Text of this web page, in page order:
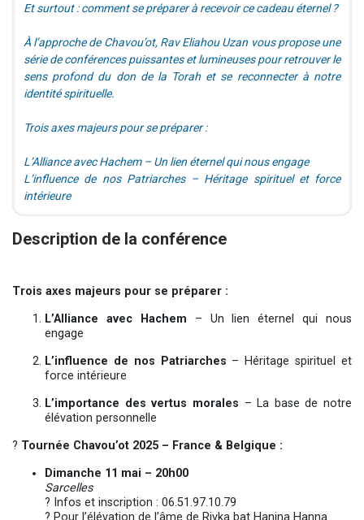
Et surtout : comment se préparer à recevoir ce cadeau éternel ?
À l’approche de Chavou’ot, Rav Eliahou Uzan vous propose une
série de conférences puissantes et lumineuses pour retrouver le
sens profond du don de la Torah et se reconnecter à notre
identité spirituelle.
Trois axes majeurs pour se préparer :
L’Alliance avec Hachem – Un lien éternel qui nous engage
L’influence de nos Patriarches – Héritage spirituel et force
intérieure
Description de la conférence
Trois axes majeurs pour se préparer :
L’Alliance avec Hachem – Un lien éternel qui nous
engage
L’influence de nos Patriarches – Héritage spirituel et
force intérieure
L’importance des vertus morales – La base de notre
élévation personnelle
? Tournée Chavou’ot 2025 – France & Belgique :
Dimanche 11 mai – 20h00
Sarcelles
? Infos et inscription : 06.51.97.10.79
? Pour l’élévation de l’âme de Rivka bat Hanina Hanna